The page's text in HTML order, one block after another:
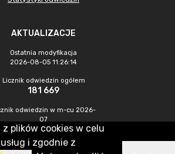
AKTUALIZACJE
Ostatnia modyfikacja
2026-08-05 11:26:14
Licznik odwiedzin ogółem
181 669
odwiedzin w m-cu 2026-
07
260
plików cookies w celu
i zgodnie z